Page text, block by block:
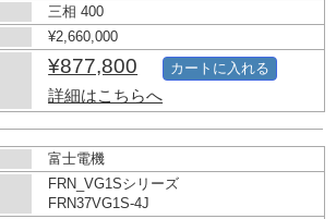
三相 400
¥2,660,000
¥877,800
詳細はこちらへ
カートに入れる
富士電機
FRN_VG1Sシリーズ
FRN37VG1S-4J